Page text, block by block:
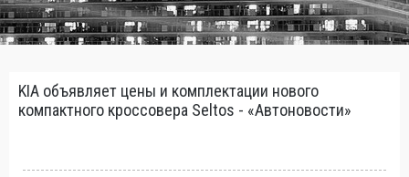
KIA объявляет цены и комплектации нового
компактного кроссовера Seltos - «Автоновости»